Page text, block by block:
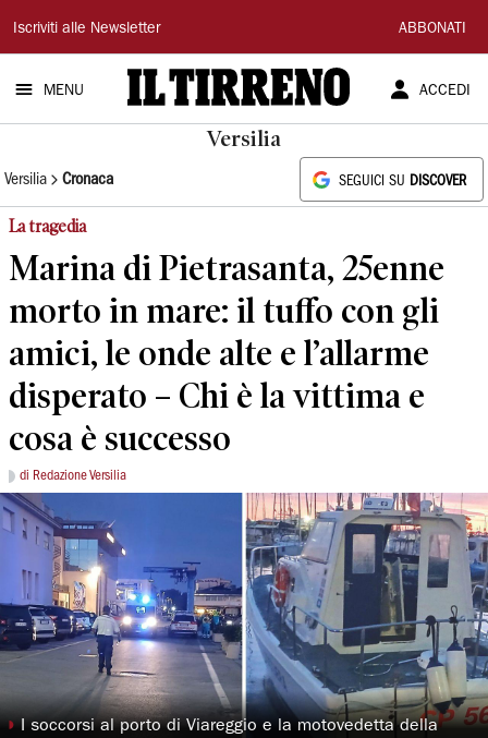
Il
Tirreno
Iscriviti alle Newsletter ABBONATI
MENU ACCEDI
Versilia
Versilia Cronaca SEGUICI SU DISCOVER
La tragedia
Marina di Pietrasanta, 25enne
morto in mare: il tuffo con gli
amici, le onde alte e l’allarme
disperato – Chi è la vittima e
cosa è successo
di Redazione Versilia
◗ I soccorsi al porto di Viareggio e la motovedetta della